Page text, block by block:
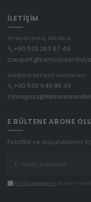
İLETİŞİM
İhracat Satış Müdürü
+90 532 263 67 49
Mağaza İletişim Numarası
+90 530 645 85 49
E BÜLTENE ABONE
Fırsatlar ve duyurularımız
Gizlilik politikasını okudum ve